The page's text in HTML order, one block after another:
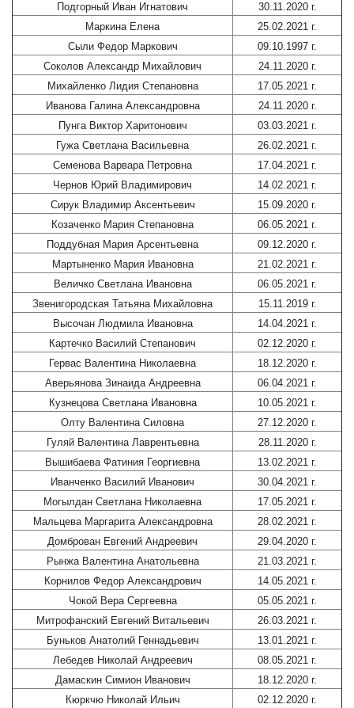
Подгорный Иван Игнатович
30.11.2020 г.
Маркина Елена
25.02.2021 г.
Сыли Федор Маркович
09.10.1997 г.
Соколов Александр Михайлович
24.11.2020 г.
Михайленко Лидия Степановна
17.05.2021 г.
Иванова Галина Александровна
24.11.2020 г.
Пунга Виктор Харитонович
03.03.2021 г.
Гужа Светлана Васильевна
26.02.2021 г.
Семенова Варвара Петровна
17.04.2021 г.
Чернов Юрий Владимирович
14.02.2021 г.
Сирук Владимир Аксентьевич
15.09.2020 г.
Козаченко Мария Степановна
06.05.2021 г.
Поддубная Мария Арсентьевна
09.12.2020 г.
Мартыненко Мария Ивановна
21.02.2021 г.
Величко Светлана Ивановна
06.05.2021 г.
Звенигородская Татьяна Михайловна
15.11.2019 г.
Высочан Людмила Ивановна
14.04.2021 г.
Картечко Василий Степанович
02.12.2020 г.
Гервас Валентина Николаевна
18.12.2020 г.
Аверьянова Зинаида Андреевна
06.04.2021 г.
Кузнецова Светлана Ивановна
10.05.2021 г.
Олту Валентина Силовна
27.12.2020 г.
Гуляй Валентина Лаврентьевна
28.11.2020 г.
Вышибаева Фатиния Георгиевна
13.02.2021 г.
Иванченко Василий Иванович
30.04.2021 г.
Могылдан Светлана Николаевна
17.05.2021 г.
Мальцева Маргарита Александровна
28.02.2021 г.
Домброван Евгений Андреевич
29.04.2020 г.
Рынжа Валентина Анатольевна
21.03.2021 г.
Корнилов Федор Александрович
14.05.2021 г.
Чокой Вера Сергеевна
05.05.2021 г.
Митрофанский Евгений Витальевич
26.03.2021 г.
Буньков Анатолий Геннадьевич
13.01.2021 г.
Лебедев Николай Андреевич
08.05.2021 г.
Дамаскин Симион Иванович
18.12.2020 г.
Кюркчю Николай Ильич
02.12.2020 г.